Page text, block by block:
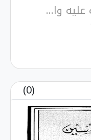
وا...
(0)